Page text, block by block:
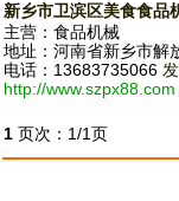
新乡市卫滨区美食食品
主营：食品机械
地址：河南省新乡市解
电话：13683735066
http://www.szpx88.com
1 页次：1/1页